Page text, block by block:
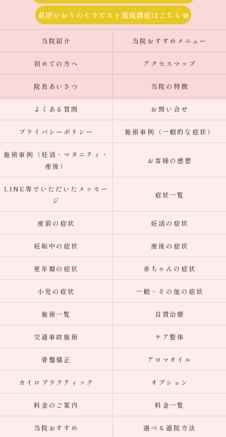
萩原かおりのセラピスト養成講座はこちら
当院紹介 当院おすすめメニュー
初めての方へ アクセスマップ
院長あいさつ 当院の特徴
よくある質問 お問い合せ
プライバシーポリシー 施術事例（一般的な症状）
施術事例（妊活・マタニティ・
産後）
お客様の感想
LINE等でいただいたメッセー
ジ
症状一覧
産前の症状 妊活の症状
妊娠中の症状 産後の症状
更年期の症状 赤ちゃんの症状
小児の症状 一般・その他の症状
施術一覧 自費治療
交通事故施術 ケア整体
骨盤矯正 アロマオイル
カイロプラクティック オプション
料金のご案内 料金一覧
当院おすすめ 選べる通院方法